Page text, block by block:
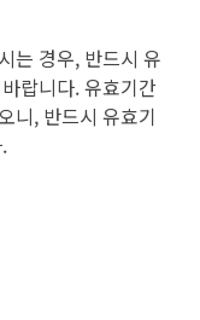
는 경우, 반드시 유
랍니다. 유효기간
니, 반드시 유효기